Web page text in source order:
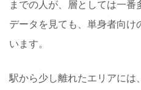
までの人が、層としては一
データを見ても、単身者向
います。
駅から少し離れたエリアには